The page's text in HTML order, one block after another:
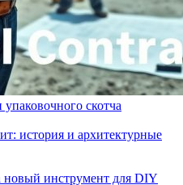
скотча
история и архитектурные
инструмент для DIY